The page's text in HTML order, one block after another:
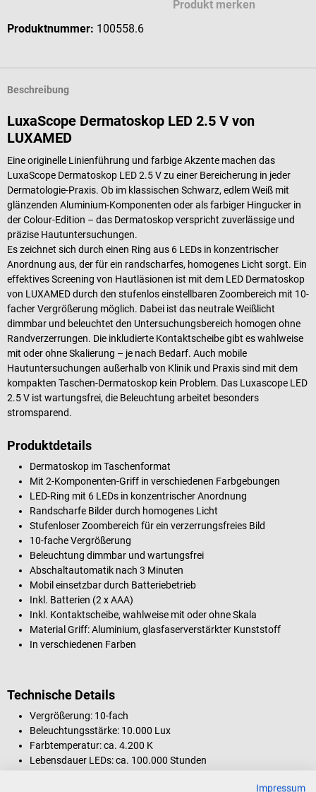
Produkt merken
Produktnummer: 100558.6
Beschreibung
LuxaScope Dermatoskop LED 2.5 V von
LUXAMED
Eine originelle Linienführung und farbige Akzente machen das
LuxaScope Dermatoskop LED 2.5 V zu einer Bereicherung in jeder
Dermatologie-Praxis. Ob im klassischen Schwarz, edlem Weiß mit
glänzenden Aluminium-Komponenten oder als farbiger Hingucker in
der Colour-Edition – das Dermatoskop verspricht zuverlässige und
präzise Hautuntersuchungen.
Es zeichnet sich durch einen Ring aus 6 LEDs in konzentrischer
Anordnung aus, der für ein randscharfes, homogenes Licht sorgt. Ein
effektives Screening von Hautläsionen ist mit dem LED Dermatoskop
von LUXAMED durch den stufenlos einstellbaren Zoombereich mit 10-
facher Vergrößerung möglich. Dabei ist das neutrale Weißlicht
dimmbar und beleuchtet den Untersuchungsbereich homogen ohne
Randverzerrungen. Die inkludierte Kontaktscheibe gibt es wahlweise
mit oder ohne Skalierung – je nach Bedarf. Auch mobile
Hautuntersuchungen außerhalb von Klinik und Praxis sind mit dem
kompakten Taschen-Dermatoskop kein Problem. Das Luxascope LED
2.5 V ist wartungsfrei, die Beleuchtung arbeitet besonders
stromsparend.
Produktdetails
Dermatoskop im Taschenformat
Mit 2-Komponenten-Griff in verschiedenen Farbgebungen
LED-Ring mit 6 LEDs in konzentrischer Anordnung
Randscharfe Bilder durch homogenes Licht
Stufenloser Zoombereich für ein verzerrungsfreies Bild
10-fache Vergrößerung
Beleuchtung dimmbar und wartungsfrei
Abschaltautomatik nach 3 Minuten
Mobil einsetzbar durch Batteriebetrieb
Inkl. Batterien (2 x AAA)
Inkl. Kontaktscheibe, wahlweise mit oder ohne Skala
Material Griff: Aluminium, glasfaserverstärkter Kunststoff
In verschiedenen Farben
Technische Details
Vergrößerung: 10-fach
Beleuchtungsstärke: 10.000 Lux
Farbtemperatur: ca. 4.200 K
Lebensdauer LEDs: ca. 100.000 Stunden
Impressum